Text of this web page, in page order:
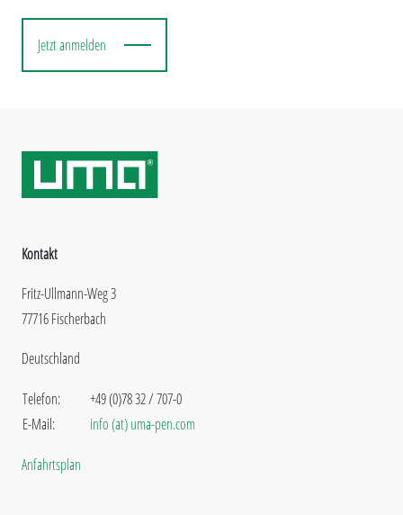
Jetzt anmelden
Kontakt
Fritz-Ullmann-Weg 3
77716 Fischerbach
Deutschland
Telefon:
E-Mail:
+49 (0)78 32 / 707-0
info (at) uma-pen.com
Anfahrtsplan